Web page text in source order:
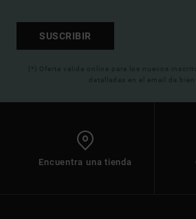
SUSCRIBIR
(*) Oferta valida online para los nuevos
detalladas en el email de
Encuentra una tienda